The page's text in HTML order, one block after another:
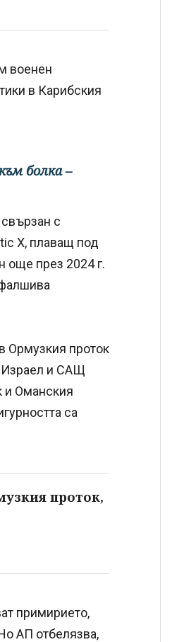
военен
в Карибския
болка –
с
X, плаващ под
още през 2024 г.
Ормузкия проток
Израел и САЩ
и Оманския
са
проток,
примирието,
АП отбелязва,